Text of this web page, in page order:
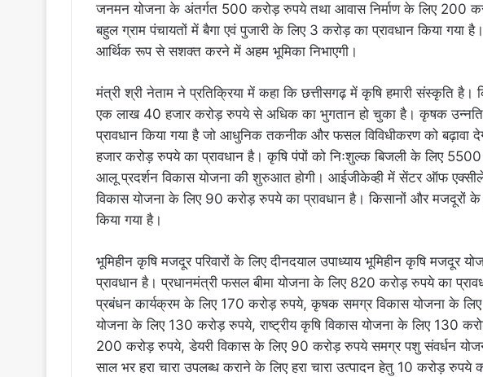
जनमन योजना के अंतर्गत 500 करोड़ रुपये तथा आवास निर्माण के लिए 200
बहुल ग्राम पंचायतों में बैगा एवं पुजारी के लिए 3 करोड़ का प्रावधान किया गया
आर्थिक रूप से सशक्त करने में अहम भूमिका निभाएगी।
मंत्री श्री नेताम ने प्रतिक्रिया में कहा कि छत्तीसगढ़ में कृषि हमारी संस्कृति है।
एक लाख 40 हजार करोड़ रुपये से अधिक का भुगतान हो चुका है। कृषक
प्रावधान किया गया है जो आधुनिक तकनीक और फसल विविधीकरण को बढ़ावा
हजार करोड़ रुपये का प्रावधान है। कृषि पंपों को निःशुल्क बिजली के लिए
आलू प्रदर्शन विकास योजना की शुरुआत होगी। आईजीकेव्ही में सेंटर ऑफ
विकास योजना के लिए 90 करोड़ रुपये का प्रावधान है। किसानों और मजदूरों के
किया गया है।
भूमिहीन कृषि मजदूर परिवारों के लिए दीनदयाल उपाध्याय भूमिहीन कृषि
प्रावधान है। प्रधानमंत्री फसल बीमा योजना के लिए 820 करोड़ रुपये का
प्रबंधन कार्यक्रम के लिए 170 करोड़ रुपये, कृषक समग्र विकास योजना के
योजना के लिए 130 करोड़ रुपये, राष्ट्रीय कृषि विकास योजना के लिए 130
200 करोड़ रुपये, डेयरी विकास के लिए 90 करोड़ रुपये समग्र पशु संवर्धन
साल भर हरा चारा उपलब्ध कराने के लिए हरा चारा उत्पादन हेतु 10 करोड़ रुपये